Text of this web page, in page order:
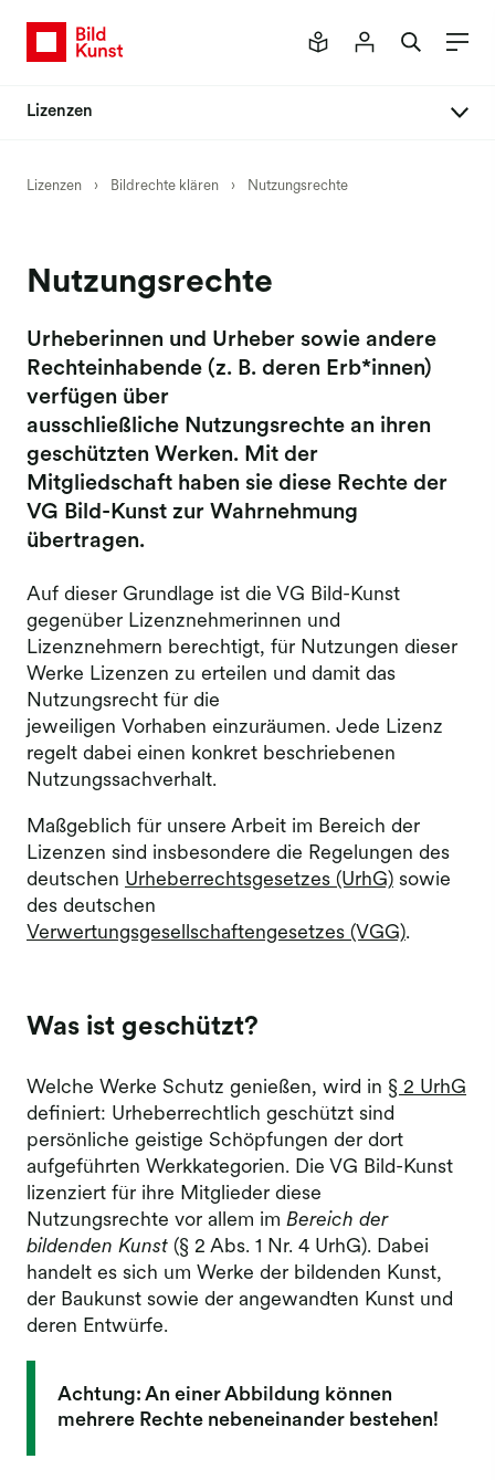
Lizenzen
Vertretene Künstler*innen
Künstlersuche
Nutzungsrechte
Sonderfälle
Fehlende Lizenz
Lizenzen › Bildrechte klären › Nutzungsrechte
Nutzungsrechte
Urheberinnen und Urheber sowie andere
Rechteinhabende (z. B. deren Erb*innen)
verfügen über
ausschließliche Nutzungsrechte an ihren
geschützten Werken. Mit der
Mitgliedschaft haben sie diese Rechte der
VG Bild-Kunst zur Wahrnehmung
übertragen.
​​​​​​​Auf dieser Grundlage ist die VG Bild-Kunst
gegenüber Lizenznehmerinnen und
Lizenznehmern berechtigt, für Nutzungen dieser
Werke Lizenzen zu erteilen und damit das
Nutzungsrecht für die
jeweiligen Vorhaben einzuräumen. Jede Lizenz
regelt dabei einen konkret beschriebenen
Nutzungssachverhalt.
Maßgeblich für unsere Arbeit im Bereich der
Lizenzen sind insbesondere die Regelungen des
deutschen Urheberrechtsgesetzes (UrhG) sowie
des deutschen
Verwertungsgesellschaftengesetzes (VGG).
Was ist geschützt?
Welche Werke Schutz genießen, wird in § 2 UrhG
definiert: Urheberrechtlich geschützt sind
persönliche geistige Schöpfungen der dort
aufgeführten Werkkategorien. Die VG Bild-Kunst
lizenziert für ihre Mitglieder diese
Nutzungsrechte vor allem im Bereich der
bildenden Kunst (§ 2 Abs. 1 Nr. 4 UrhG). Dabei
handelt es sich um Werke der bildenden Kunst,
der Baukunst sowie der angewandten Kunst und
deren Entwürfe.
Achtung: An einer Abbildung können
mehrere Rechte nebeneinander bestehen!